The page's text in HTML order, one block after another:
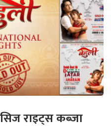
राइट्स कब्जा